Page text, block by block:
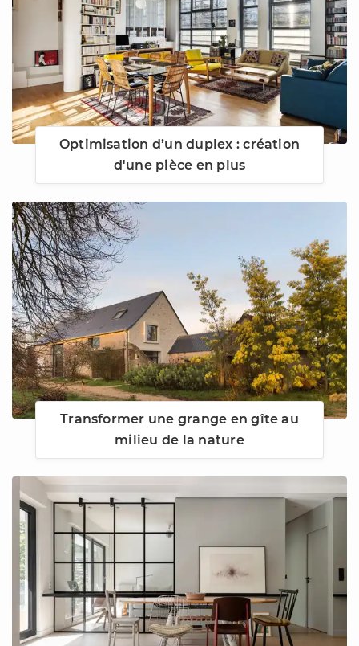
Optimisation d’un duplex : création
d'une pièce en plus
Transformer une grange en gîte au
milieu de la nature